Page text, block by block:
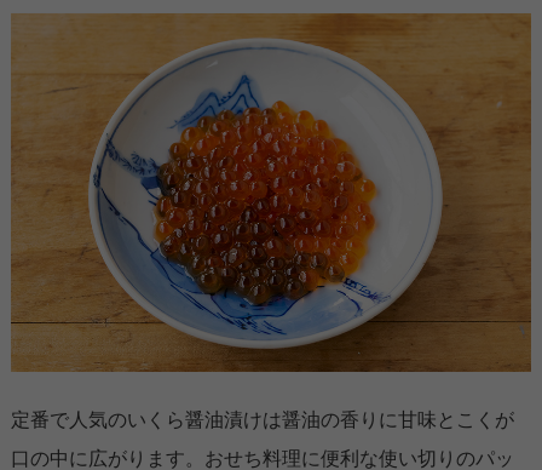
定番で人気のいくら醤油漬けは醤油の香りに甘味とこくが
口の中に広がります。おせち料理に便利な使い切りのパッ